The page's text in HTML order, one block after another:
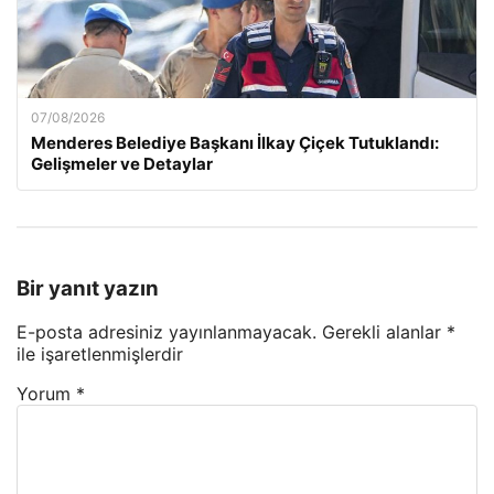
07/08/2026
Menderes Belediye Başkanı İlkay Çiçek Tutuklandı:
Gelişmeler ve Detaylar
Bir yanıt yazın
E-posta adresiniz yayınlanmayacak. Gerekli alanlar *
ile işaretlenmişlerdir
Yorum *